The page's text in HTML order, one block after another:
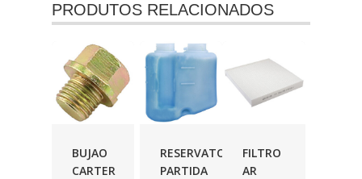
PRODUTOS RELACIONADOS
BUJAO
CARTER
RESERVATORIO
PARTIDA
FILTRO
AR